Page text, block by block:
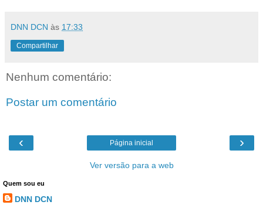
DNN DCN às 17:33
Compartilhar
Nenhum comentário:
Postar um comentário
‹ ›
Página inicial
Ver versão para a web
Quem sou eu
DNN DCN